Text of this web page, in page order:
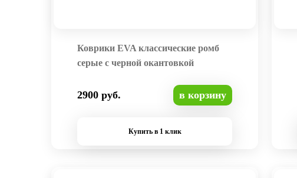
Коврики EVA классические ромб
серые с черной окантовкой
2900 руб. в корзину
Купить в 1 клик